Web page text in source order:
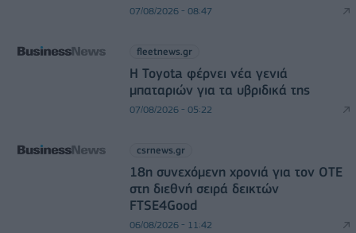
07/08/2026 - 08:47
fleetnews.gr
Η Toyota φέρνει νέα γενιά
μπαταριών για τα υβριδικά της
07/08/2026 - 05:22
csrnews.gr
18η συνεχόμενη χρονιά για τον ΟΤΕ
στη διεθνή σειρά δεικτών
FTSE4Good
06/08/2026 - 11:42